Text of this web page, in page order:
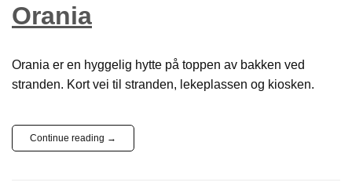
Orania
Orania er en hyggelig hytte på toppen av bakken ved
stranden. Kort vei til stranden, lekeplassen og kiosken.
Continue reading →